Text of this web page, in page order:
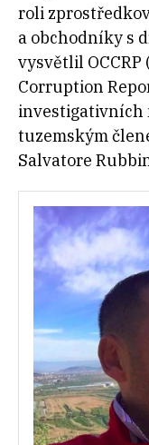
roli
a obchodníky s
vysvětlil
Corruption
investigativních
tuzemským
Salvatore